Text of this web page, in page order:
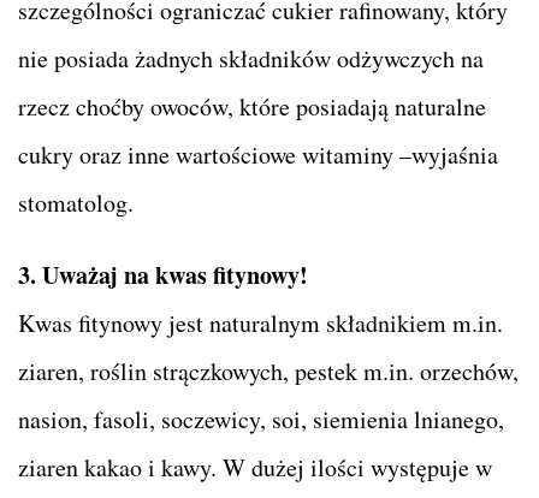
szczególności ograniczać cukier rafinowany, który
nie posiada żadnych składników odżywczych na
rzecz choćby owoców, które posiadają naturalne
cukry oraz inne wartościowe witaminy –wyjaśnia
stomatolog.
3. Uważaj na kwas fitynowy!
Kwas fitynowy jest naturalnym składnikiem m.in.
ziaren, roślin strączkowych, pestek m.in. orzechów,
nasion, fasoli, soczewicy, soi, siemienia lnianego,
ziaren kakao i kawy. W dużej ilości występuje w